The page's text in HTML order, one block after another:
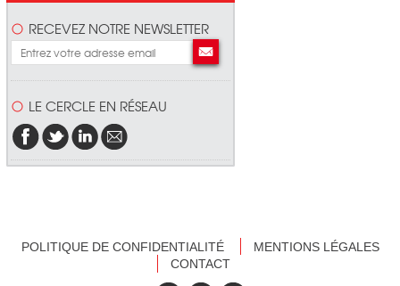
RECEVEZ NOTRE NEWSLETTER
LE CERCLE EN RÉSEAU
POLITIQUE DE CONFIDENTIALITÉ
MENTIONS LÉGALES
CONTACT